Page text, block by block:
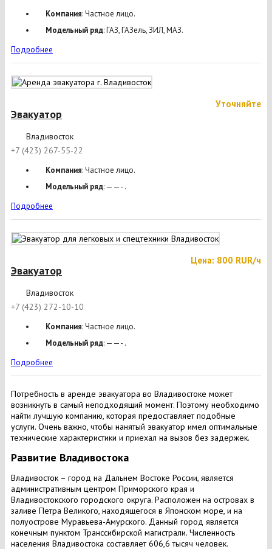
Компания: Частное лицо.
Модельный ряд: ГАЗ, ГАЗель, ЗИЛ, МАЗ.
Подробнее
Эвакуатор
Уточняйте
Владивосток
+7 (423) 267-55-22
Компания: Частное лицо.
Модельный ряд: ——- .
Подробнее
Эвакуатор
Цена: 800 RUR/ч
Владивосток
+7 (423) 272-10-10
Компания: Частное лицо.
Модельный ряд: ——- .
Подробнее
Потребность в аренде эвакуатора во Владивостоке может
возникнуть в самый неподходящий момент. Поэтому необходимо
найти лучшую компанию, которая предоставляет подобные
услуги. Очень важно, чтобы нанятый эвакуатор имел оптимальные
технические характеристики и приехал на вызов без задержек.
Развитие Владивостока
Владивосток – город на Дальнем Востоке России, является
административным центром Приморского края и
Владивостокского городского округа. Расположен на островах в
заливе Петра Великого, находящегося в Японском море, и на
полуострове Муравьева-Амурского. Данный город является
конечным пунктом Транссибирской магистрали. Численность
населения Владивостока составляет 606,6 тысяч человек.